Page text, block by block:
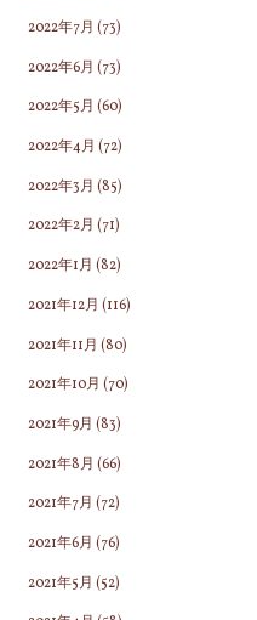
2022年7月 (73)
2022年6月 (73)
2022年5月 (60)
2022年4月 (72)
2022年3月 (85)
2022年2月 (71)
2022年1月 (82)
2021年12月 (116)
2021年11月 (80)
2021年10月 (70)
2021年9月 (83)
2021年8月 (66)
2021年7月 (72)
2021年6月 (76)
2021年5月 (52)